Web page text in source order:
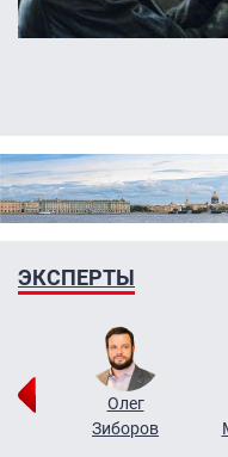
ЭКСПЕРТЫ
Олег
Зиборов